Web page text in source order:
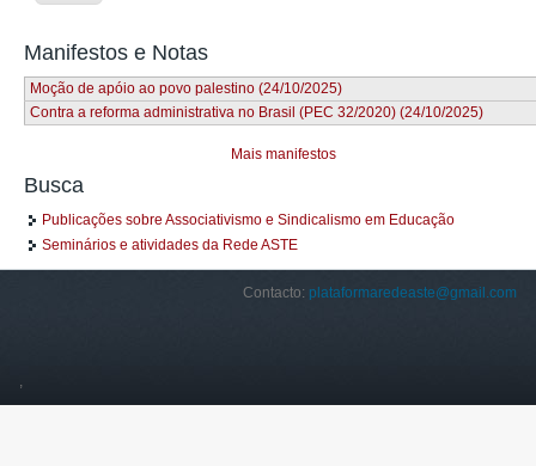
Manifestos e Notas
Moção de apóio ao povo palestino (24/10/2025)
Contra a reforma administrativa no Brasil (PEC 32/2020) (24/10/2025)
Mais manifestos
Busca
Publicações sobre Associativismo e Sindicalismo em Educação
Seminários e atividades da Rede ASTE
Contacto: plataformaredeaste@gmail.com